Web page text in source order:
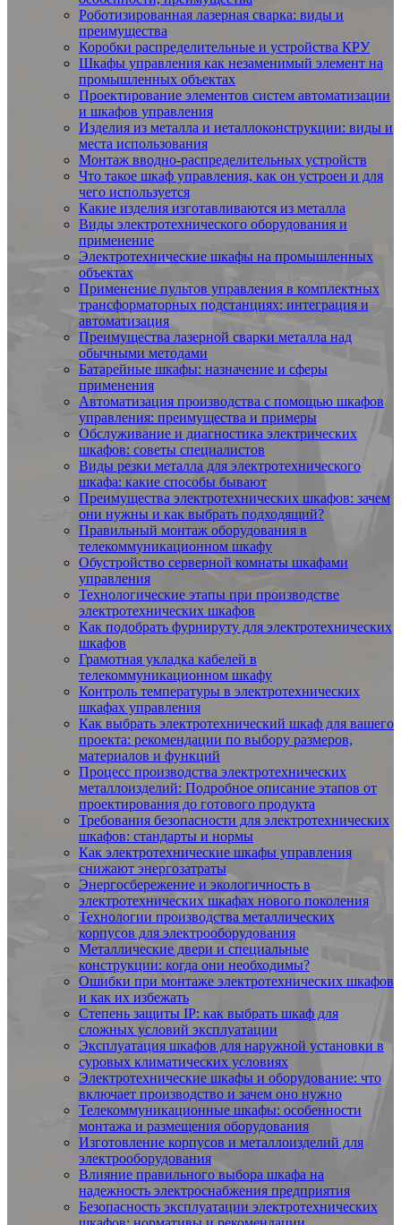
Роботизированная лазерная сварка: виды и
преимущества
Коробки распределительные и устройства КРУ
Шкафы управления как незаменимый элемент на
промышленных объектах
Проектирование элементов систем автоматизации
и шкафов управления
Изделия из металла и иеталлоконструкции: виды и
места использования
Монтаж вводно-распределительных устройств
Что такое шкаф управления, как он устроен и для
чего используется
Какие изделия изготавливаются из металла
Виды электротехнического оборудования и
применение
Электротехнические шкафы на промышленных
объектах
Применение пультов управления в комплектных
трансформаторных подстанциях: интеграция и
автоматизация
Преимущества лазерной сварки металла над
обычными методами
Батарейные шкафы: назначение и сферы
применения
Автоматизация производства с помощью шкафов
управления: преимущества и примеры
Обслуживание и диагностика электрических
шкафов: советы специалистов
Виды резки металла для электротехнического
шкафа: какие способы бывают
Преимущества электротехнических шкафов: зачем
они нужны и как выбрать подходящий?
Правильный монтаж оборудования в
телекоммуникационном шкафу
Обустройство серверной комнаты шкафами
управления
Технологические этапы при производстве
электротехнических шкафов
Как подобрать фурнируту для электротехнических
шкафов
Грамотная укладка кабелей в
телекоммуникационном шкафу
Контроль температуры в электротехнических
шкафах управления
Как выбрать электротехнический шкаф для вашего
проекта: рекомендации по выбору размеров,
материалов и функций
Процесс производства электротехнических
металлоизделий: Подробное описание этапов от
проектирования до готового продукта
Требования безопасности для электротехнических
шкафов: стандарты и нормы
Как электротехнические шкафы управления
снижают энергозатраты
Энергосбережение и экологичность в
электротехнических шкафах нового поколения
Технологии производства металлических
корпусов для электрооборудования
Металлические двери и специальные
конструкции: когда они необходимы?
Ошибки при монтаже электротехнических шкафов
и как их избежать
Степень защиты IP: как выбрать шкаф для
сложных условий эксплуатации
Эксплуатация шкафов для наружной установки в
суровых климатических условиях
Электротехнические шкафы и оборудование: что
включает производство и зачем оно нужно
Телекоммуникационные шкафы: особенности
монтажа и размещения оборудования
Изготовление корпусов и металлоизделий для
электрооборудования
Влияние правильного выбора шкафа на
надежность электроснабжения предприятия
Безопасность эксплуатации электротехнических